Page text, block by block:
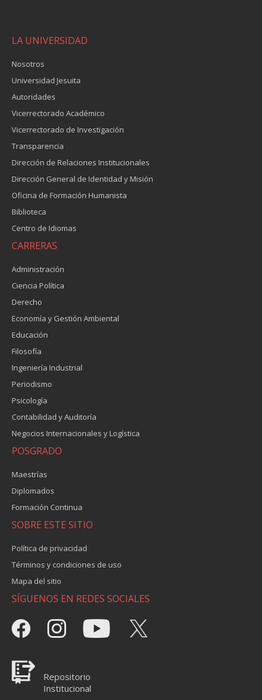
LA UNIVERSIDAD
Nosotros
Universidad Jesuita
Autoridades
Vicerrectorado Académico
Vicerrectorado de Investigación
Transparencia
Dirección de Relaciones Institucionales
Dirección General de Identidad y Misión
Oficina de Formación Humanista
Biblioteca
Centro de Idiomas
CARRERAS
Administración
Ciencia Política
Derecho
Economía y Gestión Ambiental
Educación
Filosofía
Ingeniería Industrial
Periodismo
Psicología
Contabilidad y Auditoría
Negocios Internacionales y Logística
POSGRADO
Maestrías
Diplomados
Formación Continua
SOBRE ESTE SITIO
Política de privacidad
Términos y condiciones de uso
Mapa del sitio
SÍGUENOS EN REDES SOCIALES
Repositorio
Institucional